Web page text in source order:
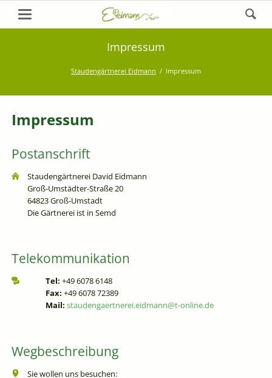
Impressum
Staudengärtnerei Eidmann Impressum
Impressum
Postanschrift
Staudengärtnerei David Eidmann
Groß-Umstädter-Straße 20
64823 Groß-Umstadt
Die Gärtnerei ist in Semd
Telekommunikation
Tel: +49 6078 6148
Fax: +49 6078 72389
Mail: staudengaertnerei.eidmann@t-online.de
Wegbeschreibung
Sie wollen uns besuchen: